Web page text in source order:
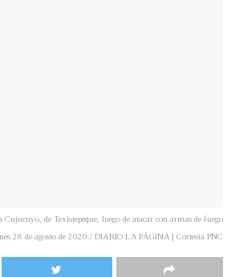
Cujucuyo, de Texistepeque, luego de atacar con armas de fuego
28 de agosto de 2020./ DIARIO LA PÁGINA | Cortesía PNC